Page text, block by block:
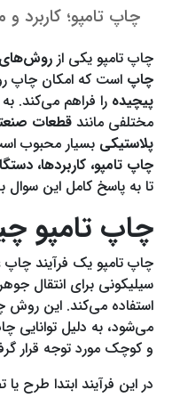
چاپ تامپو؛ کاربرد
چاپ تامپو یکی از روش‌های
چاپ است که امکان چاپ
پیچیده را فراهم می‌کند.
مختلفی مانند قطعات
پلاستیکی بسیار محبوب
چاپ تامپو، کاربردها،
تا به پاسخ کامل این
چاپ تامپو
چاپ تامپو یک فرآیند
سیلیکونی برای انتقال
استفاده می‌کند. این روش
می‌شود، به دلیل توانایی
و کوچک مورد توجه قرار
در این فرآیند ابتدا طرح